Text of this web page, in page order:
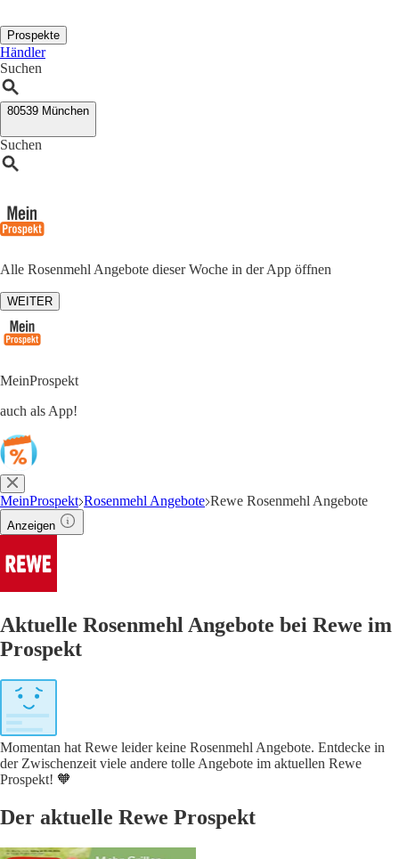
Prospekte
Händler
Suchen
80539 München
Suchen
Alle Rosenmehl Angebote dieser Woche in der App öffnen
WEITER
MeinProspekt
auch als App!
MeinProspekt Rosenmehl Angebote Rewe Rosenmehl Angebote
Anzeigen
Aktuelle Rosenmehl Angebote bei Rewe im
Prospekt
Momentan hat Rewe leider keine Rosenmehl Angebote. Entdecke in
der Zwischenzeit viele andere tolle Angebote im aktuellen Rewe
Prospekt! 🧡
Der aktuelle Rewe Prospekt